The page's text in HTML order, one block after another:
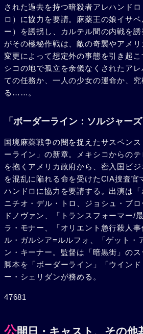
された過去を持つ暗殺者アレハンド
ロ）に協力を要請。麻薬王の娘イサ
ー）を誘拐し、カルテル間の内戦を
がその極秘作戦は、敵の奇襲やアメ
変更によって想定外の事態を引き起
シコの地で孤立を余儀なくされたア
ての任務か、一人の少女の運命か、
る……。
「ボーダーライン：ソルジャー
国境麻薬戦争の闇を捉えたサスペン
ーライン」の新章。メキシコからの
を抱くアメリカ政府から、密入国ビ
を混乱に陥れる命を受けたCIA捜査官
ハンドロに協力を要請する。出演は
ニチオ・デル・トロ、ジョシュ・ブロ
ドノヴァン、「トランスフォーマー/
ラ・モナー、「オリエント急行殺人
ル・ガルシア=ルルフォ、「ゲット・
ン・キーナー。監督は「暗黒街」のス
脚本を「ボーダーライン」「ウイン
ー・シェリダンが務める。
47681
公開日・キャスト、その他